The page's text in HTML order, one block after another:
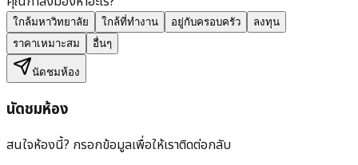
ใกล้มหาวิทยาลัย ใกล้ที่ทำงาน อยู่กับครอบครัว
ลงทุน
ราคาเหมาะสม
อื่นๆ
นัดชมห้อง
นัดชมห้อง
สนใจห้องนี้? กรอกข้อมูลเพื่อให้เราติดต่อกลับ